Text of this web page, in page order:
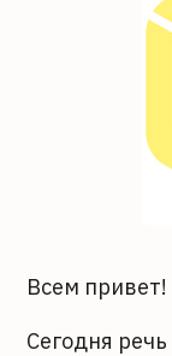
Всем привет!
Сегодня